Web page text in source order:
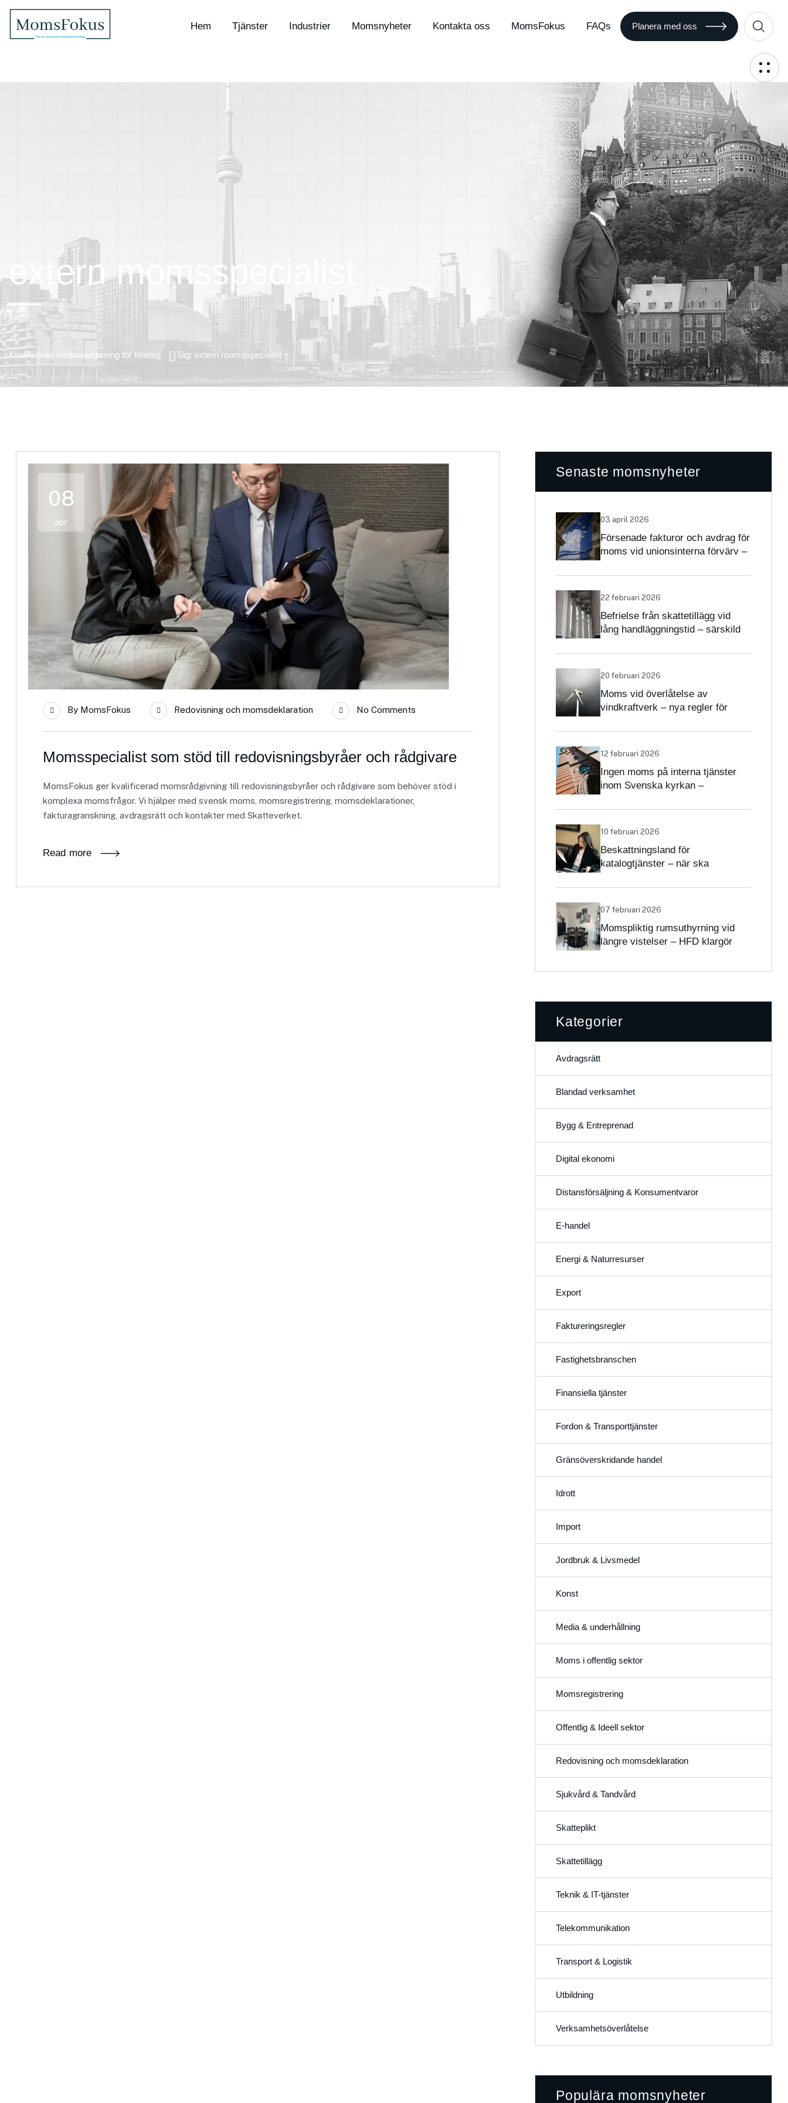
Hem Tjänster Industrier Momsnyheter Kontakta oss MomsFokus FAQs Planera med oss
extern momsspecialist
Kvalificerad momsrådgivning för företag Tag: extern momsspecialist
08
apr
By MomsFokus Redovisning och momsdeklaration No Comments
Momsspecialist som stöd till redovisningsbyråer och rådgivare
MomsFokus ger kvalificerad momsrådgivning till redovisningsbyråer och rådgivare som behöver stöd i
komplexa momsfrågor. Vi hjälper med svensk moms, momsregistrering, momsdeklarationer,
fakturagranskning, avdragsrätt och kontakter med Skatteverket.
Read more
Senaste momsnyheter
03 april 2026
Försenade fakturor och avdrag för
moms vid unionsinterna förvärv –
22 februari 2026
Befrielse från skattetillägg vid
lång handläggningstid – särskild
20 februari 2026
Moms vid överlåtelse av
vindkraftverk – nya regler för
12 februari 2026
Ingen moms på interna tjänster
inom Svenska kyrkan –
självständighetsbedömningen
10 februari 2026
Beskattningsland för
katalogtjänster – när ska
moms?
07 februari 2026
Momspliktig rumsuthyrning vid
längre vistelser – HFD klargör
Kategorier
Avdragsrätt
Blandad verksamhet
Bygg & Entreprenad
Digital ekonomi
Distansförsäljning & Konsumentvaror
E-handel
Energi & Naturresurser
Export
Faktureringsregler
Fastighetsbranschen
Finansiella tjänster
Fordon & Transporttjänster
Gränsöverskridande handel
Idrott
Import
Jordbruk & Livsmedel
Konst
Media & underhållning
Moms i offentlig sektor
Momsregistrering
Offentlig & Ideell sektor
Redovisning och momsdeklaration
Sjukvård & Tandvård
Skatteplikt
Skattetillägg
Teknik & IT-tjänster
Telekommunikation
Transport & Logistik
Utbildning
Verksamhetsöverlåtelse
Populära momsnyheter